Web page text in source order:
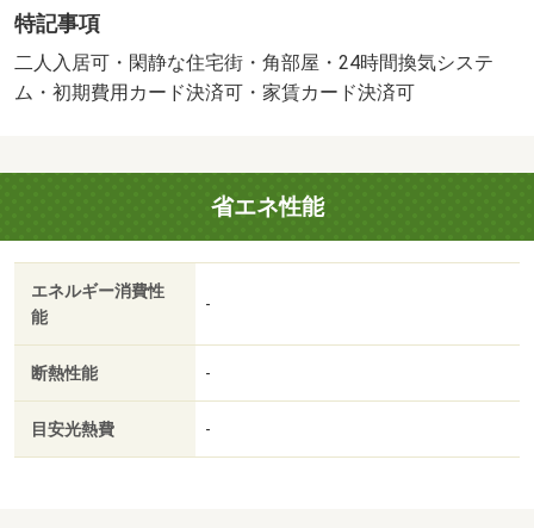
学、お出かけにもおススメの物件です☆★・バイク置場：
有・駐輪場：有・仲介手数料：１．１ヶ月/クリーニング費
用 80000円/鍵セット費 3300円
特記事項
二人入居可・閑静な住宅街・角部屋・24時間換気システ
ム・初期費用カード決済可・家賃カード決済可
省エネ性能
エネルギー消費性
能
-
断熱性能 -
目安光熱費 -